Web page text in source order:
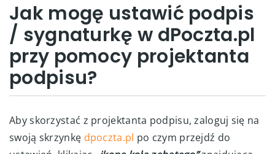
Jak mogę ustawić podpis
/ sygnaturkę w dPoczta.pl
przy pomocy projektanta
podpisu?
Aby skorzystać z projektanta podpisu, zaloguj się na
swoją skrzynkę dpoczta.pl po czym przejdź do